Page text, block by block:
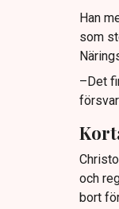
Han
som
–Det
och
bort